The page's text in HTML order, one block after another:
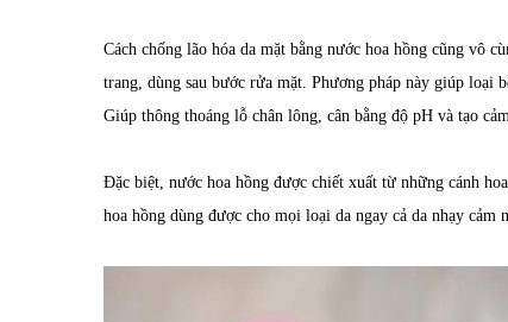
Cách chống lão hóa da mặt bằng nước hoa hồng cũng vô
trang, dùng sau bước rửa mặt. Phương pháp này giúp loại
Giúp thông thoáng lỗ chân lông, cân bằng độ pH và tạo
Đặc biệt, nước hoa hồng được chiết xuất từ những cánh
hoa hồng dùng được cho mọi loại da ngay cả da nhạy cảm